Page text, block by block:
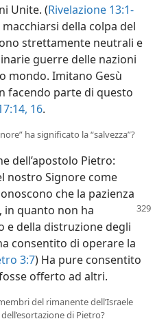
Unite. (Rivelazione 13:1-
della colpa del
strettamente neutrali e
guerre delle nazioni
mondo. Imitano Gesù
facendo parte di questo
16.
ha significato la “salvezza”?
dell’apostolo Pietro:
nostro Signore come
che la pazienza
in quanto non ha
e della distruzione degli
consentito di operare la
3:7) Ha pure consentito
offerto ad altri.
del rimanente dell’Israele
di Pietro?